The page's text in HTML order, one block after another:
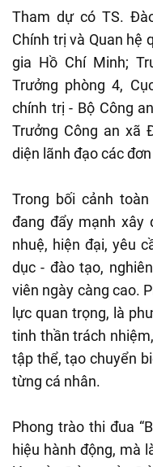
Tham dự có TS.
Chính trị và Quan hệ
gia Hồ Chí Minh;
Trưởng phòng 4,
chính trị - Bộ Công
Trưởng Công an xã
diện lãnh đạo các
Trong bối cảnh
đang đẩy mạnh xây
nhuệ, hiện đại, yêu
dục - đào tạo,
viên ngày càng cao.
lực quan trọng, là
tinh thần trách
tập thể, tạo chuyển
từng cá nhân.
Phong trào thi đua
hiệu hành động, mà